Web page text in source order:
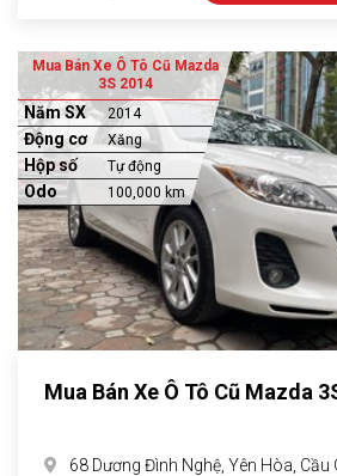
Mua Bán Xe Ô Tô Cũ Mazda
3S 2014
Năm SX 2014
Động cơ Xăng
Hộp số Tự động
Odo 100,000 km
Mua Bán Xe Ô Tô Cũ Mazda
68 Dương Đình Nghệ, Yên Hòa, Cầu